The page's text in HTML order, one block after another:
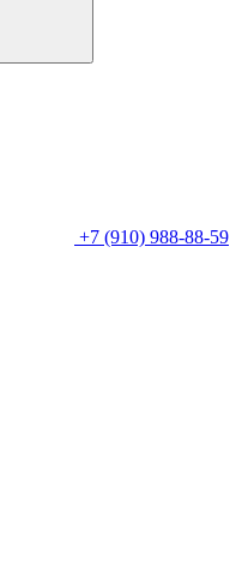
+7 (910) 988-88-59